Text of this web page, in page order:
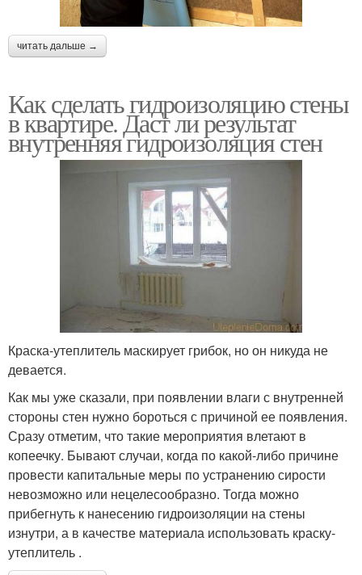
читать дальше →
Как сделать гидроизоляцию стены
в квартире. Даст ли результат
внутренняя гидроизоляция стен
Краска-утеплитель маскирует грибок, но он никуда не
девается.
Как мы уже сказали, при появлении влаги с внутренней
стороны стен нужно бороться с причиной ее появления.
Сразу отметим, что такие мероприятия влетают в
копеечку. Бывают случаи, когда по какой-либо причине
провести капитальные меры по устранению сирости
невозможно или нецелесообразно. Тогда можно
прибегнуть к нанесению гидроизоляции на стены
изнутри, а в качестве материала использовать краску-
утеплитель .